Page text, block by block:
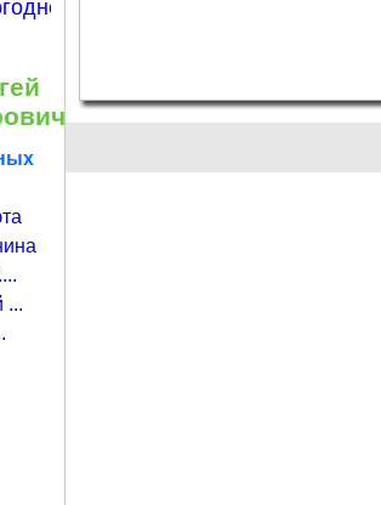
открытки "Нарисуем Новый
...